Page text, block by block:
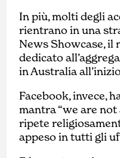
In più, molti degli
rientrano in una
News Showcase, il
dedicato
in Australia
Facebook, invece,
mantra “we are not
ripete
appeso in tutti gli